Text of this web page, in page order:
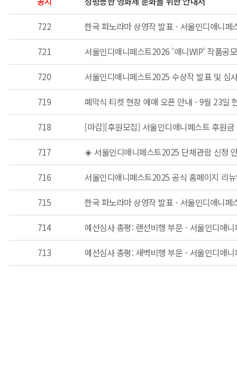
722 한국 파노라마 상영작 발표 - 서울인디애니페
721 서울인디애니페스트2026 '애니WIP' 작품공
720 서울인디애니페스트2025 수상작 발표 및 심
719 폐막식 티켓 현장 예매 오픈 안내 - 9월 23일
718 [마감][후원모집] 서울인디애니페스트 후원금
717 ◈ 서울인디애니페스트2025 단체관람 신청
716 서울인디애니페스트2025 공식 홈페이지 리
715 한국 파노라마 상영작 발표 - 서울인디애니페
714 예선심사 총평: 랜선비행 부문 - 서울인디애
713 예선심사 총평: 새벽비행 부문 - 서울인디애